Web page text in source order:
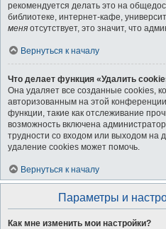
рекомендуется делать это на
библиотеке, интернет-кафе,
меня отсутствует, это значит, что
Вернуться к началу
Что делает функция «Удалить
Она удаляет все созданные cookies,
авторизованным на этой
функции, такие как отслеживание
возможность включена
трудности со входом или выходом на
удаление cookies может помочь.
Вернуться к началу
Параметры и
Как мне изменить мои настройки?